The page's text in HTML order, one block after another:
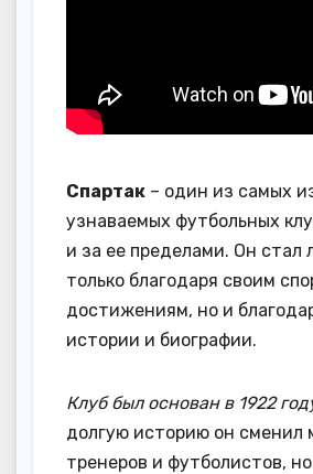
Спартак – один из самых
узнаваемых футбольных
и за ее пределами. Он стал
только благодаря своим
достижениям, но и
истории и биографии.
Клуб был основан в 1922
долгую историю он сменил
тренеров и футболистов,